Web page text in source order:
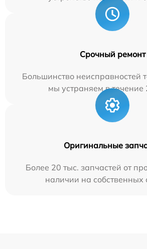
Срочный ремонт
Большинство неисправностей
мы устраняем в течение
Оригинальные
Более 20 тыс. запчастей от
наличии на собственных